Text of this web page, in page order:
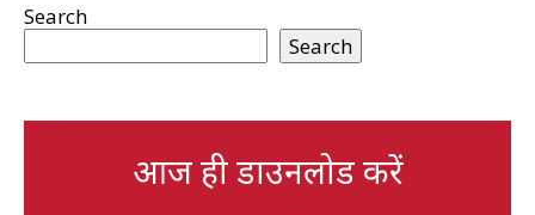
Search
Search
आज ही डाउनलोड करें